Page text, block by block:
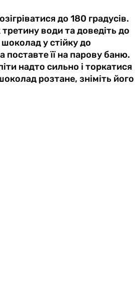
до 180 градусів.
води та доведіть до
у стійку до
поставте її на парову баню.
надто сильно і торкатися
розтане, зніміть його